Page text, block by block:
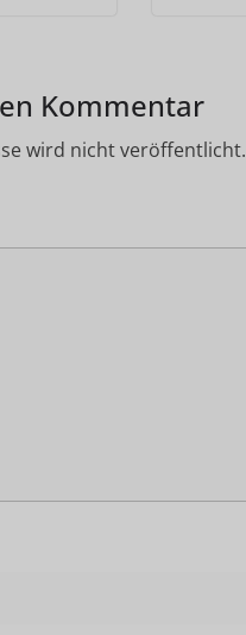
Kommentar
wird nicht veröffentlicht.